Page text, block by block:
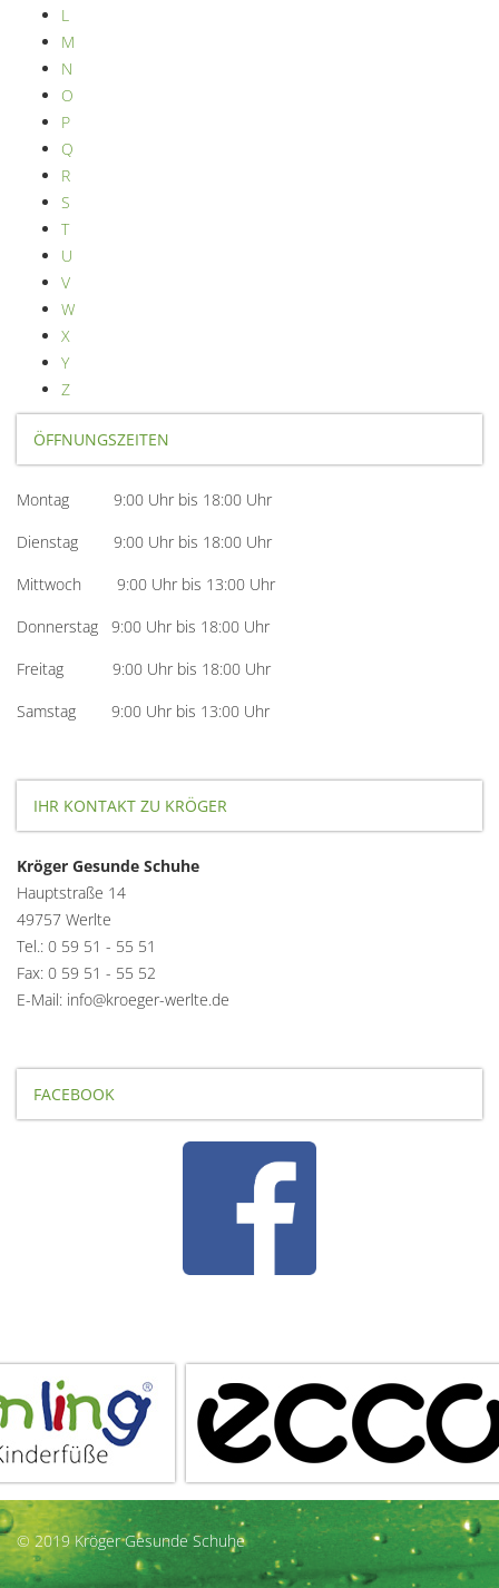
L
M
N
O
P
Q
R
S
T
U
V
W
X
Y
Z
ÖFFNUNGSZEITEN
Montag 9:00 Uhr bis 18:00 Uhr
Dienstag 9:00 Uhr bis 18:00 Uhr
Mittwoch 9:00 Uhr bis 13:00 Uhr
Donnerstag 9:00 Uhr bis 18:00 Uhr
Freitag 9:00 Uhr bis 18:00 Uhr
Samstag 9:00 Uhr bis 13:00 Uhr
IHR KONTAKT ZU KRÖGER
Kröger Gesunde Schuhe
Hauptstraße 14
49757 Werlte
Tel.: 0 59 51 - 55 51
Fax: 0 59 51 - 55 52
E-Mail: info@kroeger-werlte.de
FACEBOOK
© 2019 Kröger Gesunde Schuhe